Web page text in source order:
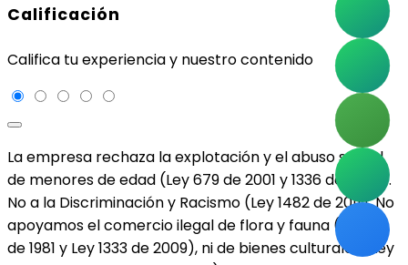
Calificación
Califica tu experiencia y nuestro contenido
La empresa rechaza la explotación y el abuso sexual
de menores de edad (Ley 679 de 2001 y 1336 de 2009).
No a la Discriminación y Racismo (Ley 1482 de 2011). No
apoyamos el comercio ilegal de flora y fauna (Ley 17
de 1981 y Ley 1333 de 2009), ni de bienes culturales (Ley